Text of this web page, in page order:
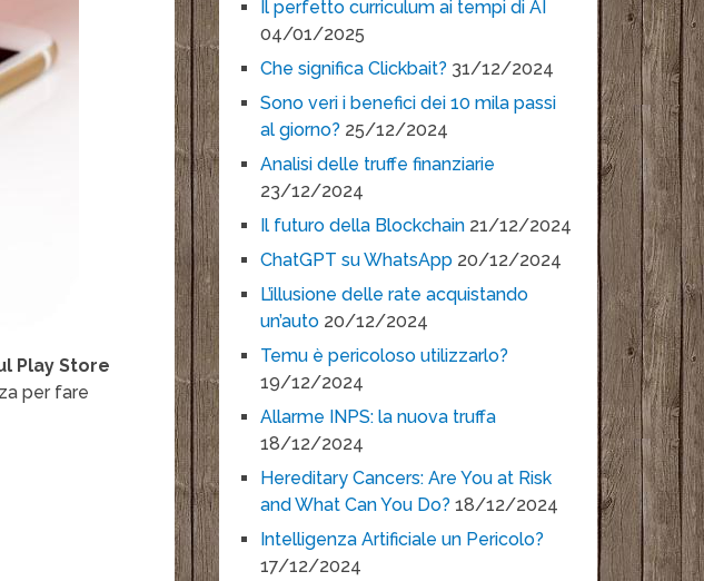
Play Store
per fare
Il perfetto curriculum ai tempi di AI
04/01/2025
Che significa Clickbait? 31/12/2024
Sono veri i benefici dei 10 mila passi
al giorno? 25/12/2024
Analisi delle truffe finanziarie
23/12/2024
Il futuro della Blockchain 21/12/2024
ChatGPT su WhatsApp 20/12/2024
L’illusione delle rate acquistando
un’auto 20/12/2024
Temu è pericoloso utilizzarlo?
19/12/2024
Allarme INPS: la nuova truffa
18/12/2024
Hereditary Cancers: Are You at Risk
and What Can You Do? 18/12/2024
Intelligenza Artificiale un Pericolo?
17/12/2024